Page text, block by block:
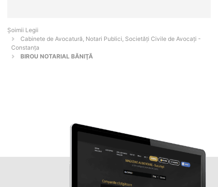
Șoimii Legii
Cabinete de Avocatură, Notari Publici, Societăți Civile de Avocați -
Constanţa
BIROU NOTARIAL BĂNIŢĂ